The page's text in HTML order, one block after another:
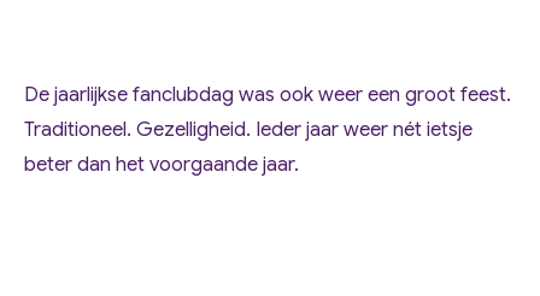
De jaarlijkse fanclubdag was ook weer een groot feest.
Traditioneel. Gezelligheid. Ieder jaar weer nét ietsje
beter dan het voorgaande jaar.